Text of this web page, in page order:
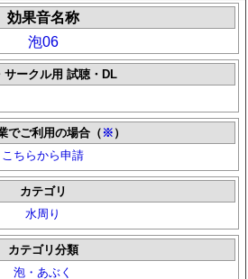
効果音名称
泡06
サークル用 試聴・DL
でご利用の場合（ ※ ）
こちらから申請
カテゴリ
水周り
カテゴリ分類
泡・あぶく